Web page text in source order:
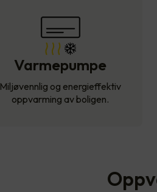
Varmepumpe
Miljøvennlig og energieffektiv
oppvarming av boligen.